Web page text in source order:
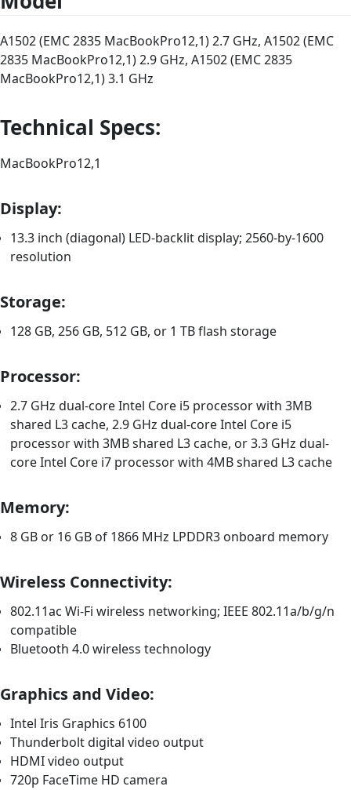
A1502 (EMC 2835 MacBookPro12,1) 2.7 GHz, A1502 (EMC
2835 MacBookPro12,1) 2.9 GHz, A1502 (EMC 2835
MacBookPro12,1) 3.1 GHz
Technical Specs:
MacBookPro12,1
Display:
13.3 inch (diagonal) LED-backlit display; 2560-by-1600
resolution
Storage:
128 GB, 256 GB, 512 GB, or 1 TB flash storage
Processor:
2.7 GHz dual-core Intel Core i5 processor with 3MB
shared L3 cache, 2.9 GHz dual-core Intel Core i5
processor with 3MB shared L3 cache, or 3.3 GHz dual-
core Intel Core i7 processor with 4MB shared L3 cache
Memory:
8 GB or 16 GB of 1866 MHz LPDDR3 onboard memory
Wireless Connectivity:
802.11ac Wi-Fi wireless networking; IEEE 802.11a/b/g/n
compatible
Bluetooth 4.0 wireless technology
Graphics and Video:
Intel Iris Graphics 6100
Thunderbolt digital video output
HDMI video output
720p FaceTime HD camera